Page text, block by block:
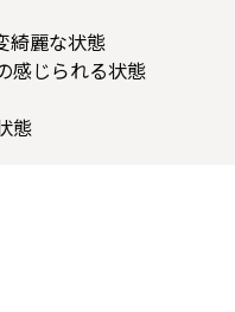
綺麗な状態
感じられる状態
態